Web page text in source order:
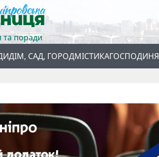
та поради
ДІМ, САД, ГОРОДМІСТИКАГОСПОДИНЯ